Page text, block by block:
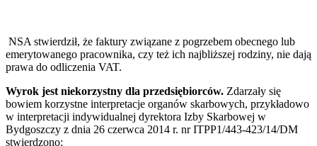
NSA stwierdził, że faktury związane z pogrzebem obecnego lub
emerytowanego pracownika, czy też ich najbliższej rodziny, nie dają
prawa do odliczenia VAT.
Wyrok jest niekorzystny dla przedsiębiorców. Zdarzały się
bowiem korzystne interpretacje organów skarbowych, przykładowo
w interpretacji indywidualnej dyrektora Izby Skarbowej w
Bydgoszczy z dnia 26 czerwca 2014 r. nr ITPP1/443-423/14/DM
stwierdzono: